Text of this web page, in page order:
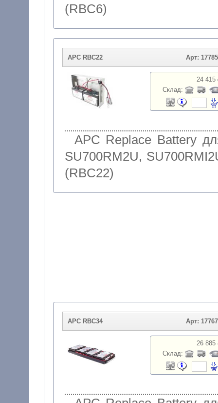
(RBC6)
APC RBC22 Арт:
24 415
Склад:
APC Replace Battery
SU700RM2U,
(RBC22)
APC RBC34 Арт:
26 885
Склад: